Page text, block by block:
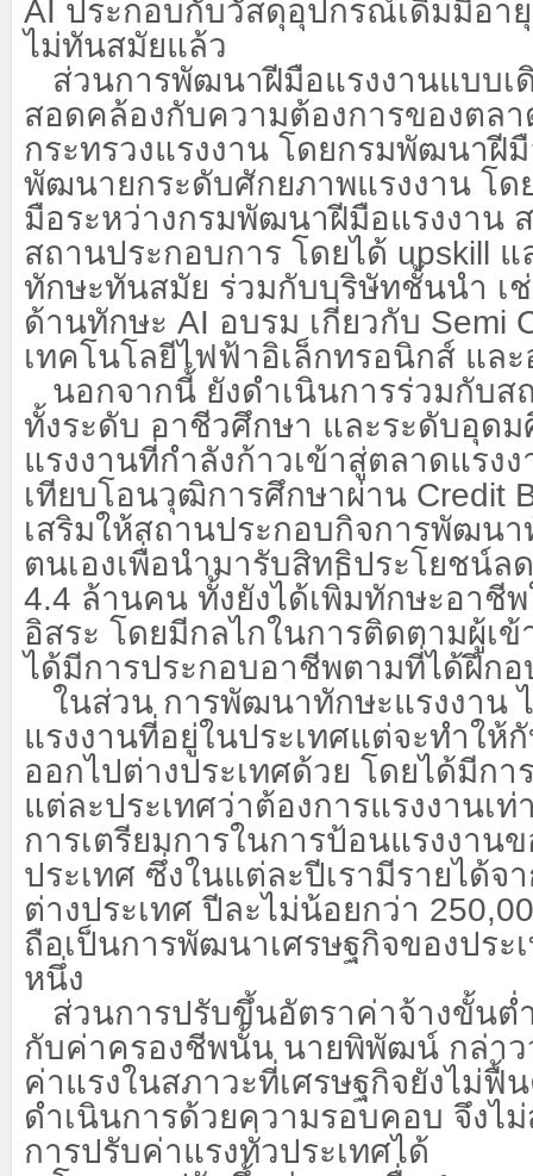
AI ประกอบกับวัสดุอุปกรณ์เดิมมีอา
ไม่ทันสมัยแล้ว
ส่วนการพัฒนาฝีมือแรงงานแบบเ
สอดคล้องกับความต้องการของตล
กระทรวงแรงงาน โดยกรมพัฒนาฝี
พัฒนายกระดับศักยภาพแรงงาน โด
มือระหว่างกรมพัฒนาฝีมือแรงงาน
สถานประกอบการ โดยได้ upskill แ
ทักษะทันสมัย ร่วมกับบริษัทชั้นนำ เ
ด้านทักษะ AI อบรม เกี่ยวกับ Semi
เทคโนโลยีไฟฟ้าอิเล็กทรอนิกส์ แล
นอกจากนี้ ยังดำเนินการร่วมกับส
ทั้งระดับ อาชีวศึกษา และระดับอุด
แรงงานที่กำลังก้าวเข้าสู่ตลาดแรง
เทียบโอนวุฒิการศึกษาผ่าน Credit
เสริมให้สถานประกอบกิจการพัฒน
ตนเองเพื่อนำมารับสิทธิประโยชน์ล
4.4 ล้านคน ทั้งยังได้เพิ่มทักษะอาชี
อิสระ โดยมีกลไกในการติดตามผู้เ
ได้มีการประกอบอาชีพตามที่ได้ฝึกอ
ในส่วน การพัฒนาทักษะแรงงาน
แรงงานที่อยู่ในประเทศแต่จะทำให้
ออกไปต่างประเทศด้วย โดยได้มีกา
แต่ละประเทศว่าต้องการแรงงานเท่
การเตรียมการในการป้อนแรงงาน
ประเทศ ซึ่งในแต่ละปีเรามีรายได้จ
ต่างประเทศ ปีละไม่น้อยกว่า
ถือเป็นการพัฒนาเศรษฐกิจของประ
หนึ่ง
ส่วนการปรับขึ้นอัตราค่าจ้างขั้นต่
กับค่าครองชีพนั้น นายพิพัฒน์ กล่าว
ค่าแรงในสภาวะที่เศรษฐกิจยังไม่ฟื้
ดำเนินการด้วยความรอบคอบ จึงไ
การปรับค่าแรงทั่วประเทศได้